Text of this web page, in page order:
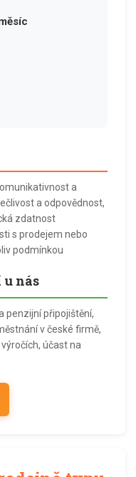
a
a odpovědnost,
zdatnost
s prodejem nebo
podmínkou
nás
penzijní připojištění,
v české firmě,
účast na